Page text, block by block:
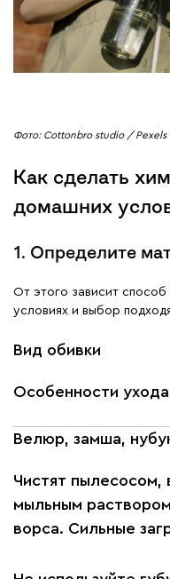
Фото: Cottonbro studio / Pexels
Как сделать
домашних
1. Определите
От этого зависит
условиях и выбор
Вид обивки
Особенности ухода
Велюр, замша,
Чистят
мыльным
ворса. Сильные